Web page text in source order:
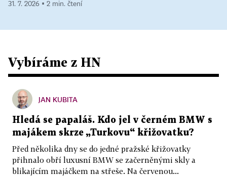
31. 7. 2026 ▪ 2 min. čtení
Vybíráme z HN
JAN KUBITA
Hledá se papaláš. Kdo jel v černém BMW s
majákem skrze „Turkovu“ křižovatku?
Před několika dny se do jedné pražské křižovatky
přihnalo obří luxusní BMW se začerněnými skly a
blikajícím majáčkem na střeše. Na červenou...